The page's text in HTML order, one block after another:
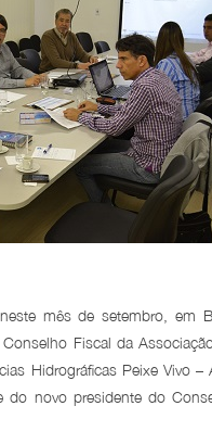
mês de setembro, em
Fiscal da
Hidrográficas Peixe Vivo –
do novo presidente do